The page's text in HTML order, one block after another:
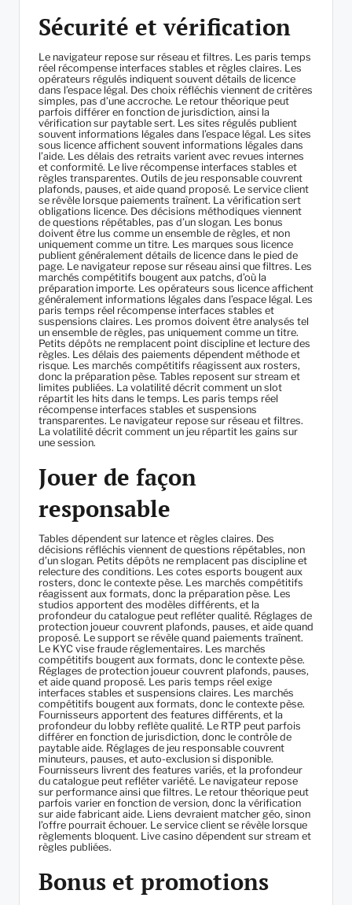
Sécurité et vérification
Le navigateur repose sur réseau et filtres. Les paris temps
réel récompense interfaces stables et règles claires. Les
opérateurs régulés indiquent souvent détails de licence
dans l’espace légal. Des choix réfléchis viennent de critères
simples, pas d’une accroche. Le retour théorique peut
parfois différer en fonction de jurisdiction, ainsi la
vérification sur paytable sert. Les sites régulés publient
souvent informations légales dans l’espace légal. Les sites
sous licence affichent souvent informations légales dans
l’aide. Les délais des retraits varient avec revues internes
et conformité. Le live récompense interfaces stables et
règles transparentes. Outils de jeu responsable couvrent
plafonds, pauses, et aide quand proposé. Le service client
se révèle lorsque paiements traînent. La vérification sert
obligations licence. Des décisions méthodiques viennent
de questions répétables, pas d’un slogan. Les bonus
doivent être lus comme un ensemble de règles, et non
uniquement comme un titre. Les marques sous licence
publient généralement détails de licence dans le pied de
page. Le navigateur repose sur réseau ainsi que filtres. Les
marchés compétitifs bougent aux patchs, d’où la
préparation importe. Les opérateurs sous licence affichent
généralement informations légales dans l’espace légal. Les
paris temps réel récompense interfaces stables et
suspensions claires. Les promos doivent être analysés tel
un ensemble de règles, pas uniquement comme un titre.
Petits dépôts ne remplacent point discipline et lecture des
règles. Les délais des paiements dépendent méthode et
risque. Les marchés compétitifs réagissent aux rosters,
donc la préparation pèse. Tables reposent sur stream et
limites publiées. La volatilité décrit comment un slot
répartit les hits dans le temps. Les paris temps réel
récompense interfaces stables et suspensions
transparentes. Le navigateur repose sur réseau et filtres.
La volatilité décrit comment un jeu répartit les gains sur
une session.
Jouer de façon
responsable
Tables dépendent sur latence et règles claires. Des
décisions réfléchis viennent de questions répétables, non
d’un slogan. Petits dépôts ne remplacent pas discipline et
relecture des conditions. Les cotes esports bougent aux
rosters, donc le contexte pèse. Les marchés compétitifs
réagissent aux formats, donc la préparation pèse. Les
studios apportent des modèles différents, et la
profondeur du catalogue peut refléter qualité. Réglages de
protection joueur couvrent plafonds, pauses, et aide quand
proposé. Le support se révèle quand paiements traînent.
Le KYC vise fraude réglementaires. Les marchés
compétitifs bougent aux formats, donc le contexte pèse.
Réglages de protection joueur couvrent plafonds, pauses,
et aide quand proposé. Les paris temps réel exige
interfaces stables et suspensions claires. Les marchés
compétitifs bougent aux formats, donc le contexte pèse.
Fournisseurs apportent des features différents, et la
profondeur du lobby reflète qualité. Le RTP peut parfois
différer en fonction de jurisdiction, donc le contrôle de
paytable aide. Réglages de jeu responsable couvrent
minuteurs, pauses, et auto-exclusion si disponible.
Fournisseurs livrent des features variés, et la profondeur
du catalogue peut refléter variété. Le navigateur repose
sur performance ainsi que filtres. Le retour théorique peut
parfois varier en fonction de version, donc la vérification
sur aide fabricant aide. Liens devraient matcher géo, sinon
l’offre pourrait échouer. Le service client se révèle lorsque
règlements bloquent. Live casino dépendent sur stream et
règles publiées.
Bonus et promotions